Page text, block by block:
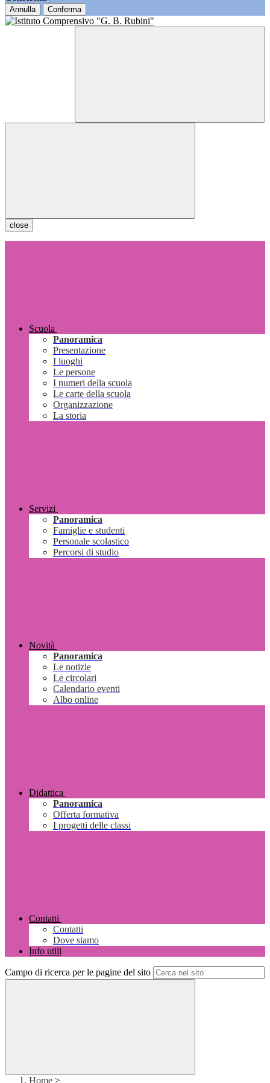
Annulla Conferma
close
Scuola
Panoramica
Presentazione
I luoghi
Le persone
I numeri della scuola
Le carte della scuola
Organizzazione
La storia
Servizi
Panoramica
Famiglie e studenti
Personale scolastico
Percorsi di studio
Novità
Panoramica
Le notizie
Le circolari
Calendario eventi
Albo online
Didattica
Panoramica
Offerta formativa
I progetti delle classi
Contatti
Contatti
Dove siamo
Info utili
Campo di ricerca per le pagine del sito
Home >